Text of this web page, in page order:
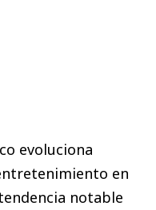
evoluciona
en
notable